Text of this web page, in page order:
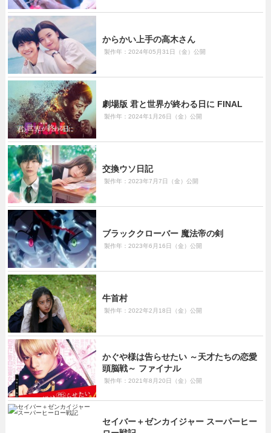
からかい上手の高木さん
製作年：2024年05月31日（金）公開
劇場版 君と世界が終わる日に FINAL
製作年：2024年1月26日（金）公開
交換ウソ日記
製作年：2023年7月7日（金）公開
ブラッククローバー 魔法帝の剣
製作年：2023年6月16日（金）公開
牛首村
製作年：2022年2月18日（金）公開
かぐや様は告らせたい ～天才たちの恋愛
頭脳戦～ ファイナル
製作年：2021年8月20日（金）公開
セイバー＋ゼンカイジャー スーパーヒー